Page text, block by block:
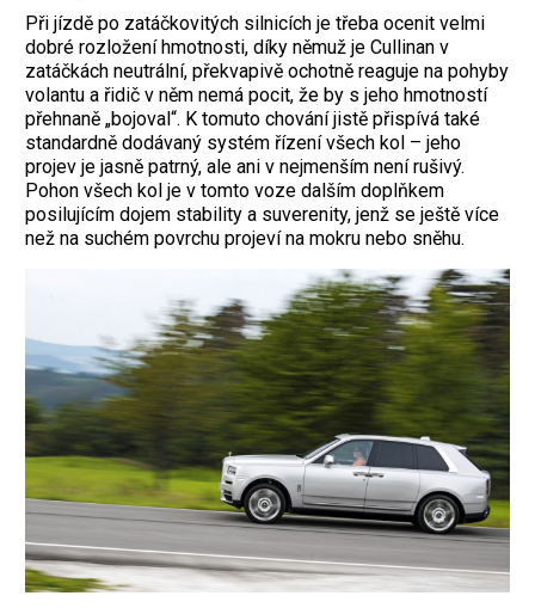
Při jízdě po zatáčkovitých silnicích je třeba ocenit velmi
dobré rozložení hmotnosti, díky němuž je Cullinan v
zatáčkách neutrální, překvapivě ochotně reaguje na pohyby
volantu a řidič v něm nemá pocit, že by s jeho hmotností
přehnaně „bojoval“. K tomuto chování jistě přispívá také
standardně dodávaný systém řízení všech kol – jeho
projev je jasně patrný, ale ani v nejmenším není rušivý.
Pohon všech kol je v tomto voze dalším doplňkem
posilujícím dojem stability a suverenity, jenž se ještě více
než na suchém povrchu projeví na mokru nebo sněhu.